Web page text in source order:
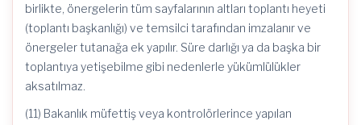
birlikte, önergelerin tüm sayfalarının altları toplantı heyeti
(toplantı başkanlığı) ve temsilci tarafından imzalanır ve
önergeler tutanağa ek yapılır. Süre darlığı ya da başka bir
toplantıya yetişebilme gibi nedenlerle yükümlülükler
aksatılmaz.
(11) Bakanlık müfettiş veya kontrolörlerince yapılan